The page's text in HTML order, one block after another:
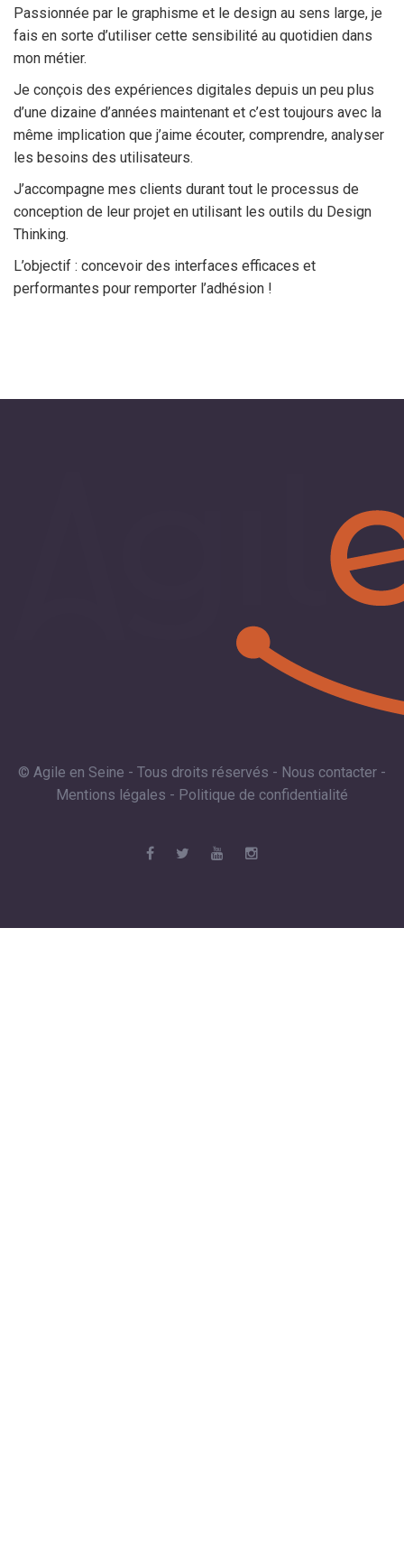
Passionnée par le graphisme et le design au sens large, je
fais en sorte d’utiliser cette sensibilité au quotidien dans
mon métier.
Je conçois des expériences digitales depuis un peu plus
d’une dizaine d’années maintenant et c’est toujours avec la
même implication que j’aime écouter, comprendre, analyser
les besoins des utilisateurs.
J’accompagne mes clients durant tout le processus de
conception de leur projet en utilisant les outils du Design
Thinking.
L’objectif : concevoir des interfaces efficaces et
performantes pour remporter l’adhésion !
© Agile en Seine - Tous droits réservés - Nous contacter -
Mentions légales - Politique de confidentialité